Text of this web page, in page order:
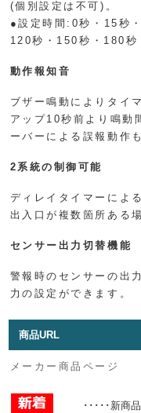
(個別設定は不可)。
●設定時間:0秒・15秒
120秒・150秒・180秒
動作報知音
ブザー鳴動によりタイ
アップ10秒前より鳴動
ーバーによる誤報動作
2系統の制御可能
ディレイタイマーによ
出入口が複数箇所ある
センサー出力切替機能
警報時のセンサーの出
力の設定ができます。
商品URL
メーカー商品ページ
･････新商品